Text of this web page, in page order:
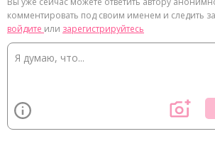
комментировать под своим именем и следить
войдите или зарегистрируйтесь